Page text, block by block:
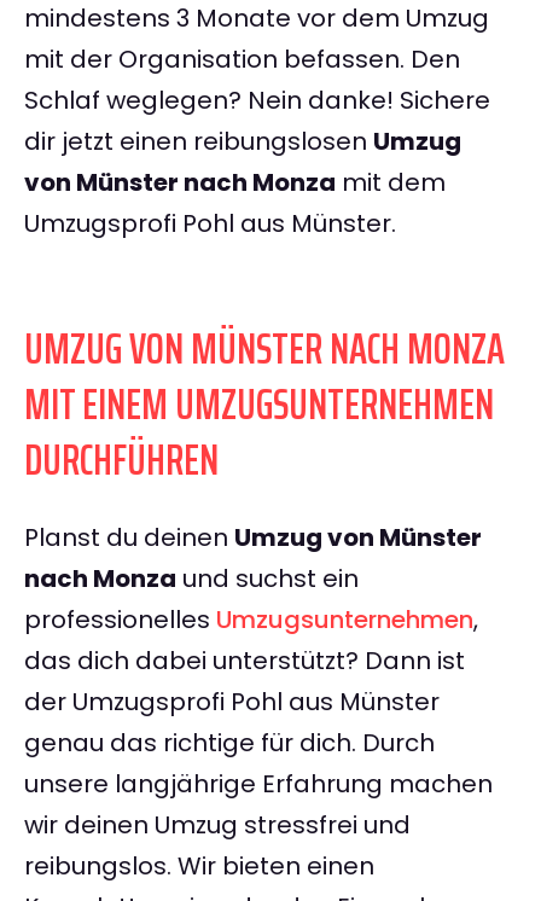
mindestens 3 Monate vor dem Umzug
mit der Organisation befassen. Den
Schlaf weglegen? Nein danke! Sichere
dir jetzt einen reibungslosen Umzug
von Münster nach Monza mit dem
Umzugsprofi Pohl aus Münster.
UMZUG VON MÜNSTER NACH MONZA
MIT EINEM UMZUGSUNTERNEHMEN
DURCHFÜHREN
Planst du deinen Umzug von Münster
nach Monza und suchst ein
professionelles Umzugsunternehmen,
das dich dabei unterstützt? Dann ist
der Umzugsprofi Pohl aus Münster
genau das richtige für dich. Durch
unsere langjährige Erfahrung machen
wir deinen Umzug stressfrei und
reibungslos. Wir bieten einen